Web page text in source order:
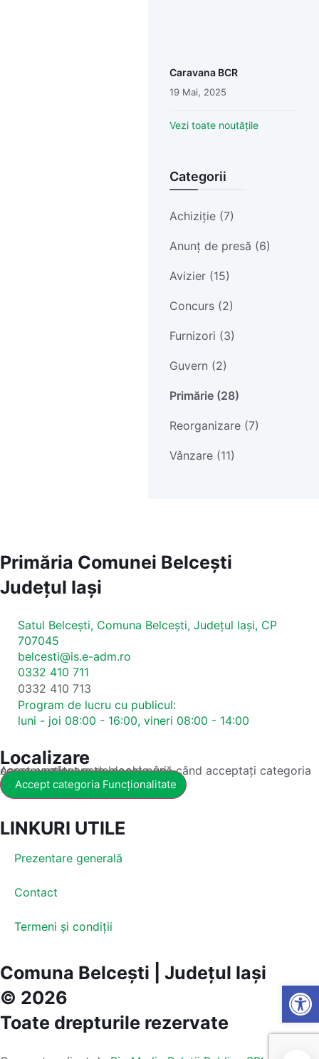
Caravana BCR
19 Mai, 2025
Vezi toate noutățile
Categorii
Achiziție (7)
Anunț de presă (6)
Avizier (15)
Concurs (2)
Furnizori (3)
Guvern (2)
Primărie (28)
Reorganizare (7)
Vânzare (11)
Primăria Comunei Belcești
Județul Iași
Satul Belcești, Comuna Belcești, Județul Iași, CP
707045
belcesti@is.e-adm.ro
0332 410 711
0332 410 713
Program de lucru cu publicul:
luni - joi 08:00 - 16:00, vineri 08:00 - 14:00
Localizare
Acest conținut este blocat până când acceptați categoria corespunzătoare de cookie-uri.
Accept categoria Funcționalitate
LINKURI UTILE
Prezentare generală
Contact
Termeni și condiții
Comuna Belcești | Județul Iași
© 2026
Toate drepturile rezervate